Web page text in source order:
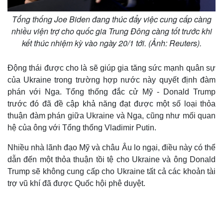
Tổng thống Joe Biden đang thúc đẩy việc cung cấp càng
nhiều viện trợ cho quốc gia Trung Đông càng tốt trước khi
kết thúc nhiệm kỳ vào ngày 20/1 tới. (Ảnh: Reuters).
Động thái được cho là sẽ giúp gia tăng sức mạnh quân sự
của Ukraine trong trường hợp nước này quyết định đàm
phán với Nga. Tổng thống đắc cử Mỹ - Donald Trump
trước đó đã đề cập khả năng đạt được một số loại thỏa
thuận đàm phán giữa Ukraine và Nga, cũng như mối quan
hệ của ông với Tổng thống Vladimir Putin.
Nhiều nhà lãnh đạo Mỹ và châu Âu lo ngại, điều này có thể
dẫn đến một thỏa thuận tồi tệ cho Ukraine và ông Donald
Trump sẽ không cung cấp cho Ukraine tất cả các khoản tài
trợ vũ khí đã được Quốc hội phê duyệt.